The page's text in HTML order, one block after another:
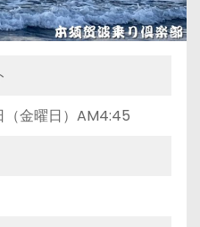
（金曜日）AM4:45